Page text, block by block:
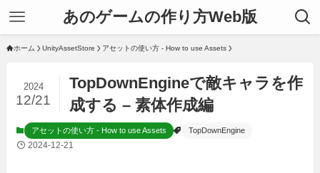
あのゲームの作り方Web版
ホーム UnityAssetStore アセットの使い方 - How to use Assets
TopDownEngineで敵キャラを作
成する – 素体作成編
2024
12/21
アセットの使い方 - How to use Assets TopDownEngine
2024-12-21